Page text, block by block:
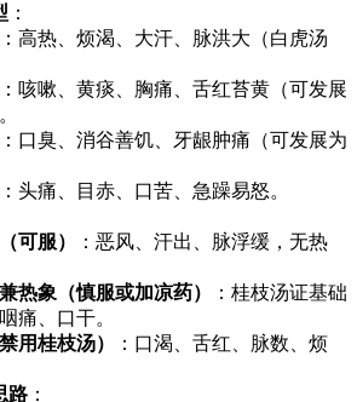
：
：高热、烦渴、大汗、脉洪大（白虎汤
：咳嗽、黄痰、胸痛、舌红苔黄（可发展
：口臭、消谷善饥、牙龈肿痛（可发展为
：头痛、目赤、口苦、急躁易怒。
可服）
：恶风、汗出、脉浮缓，无热
热象（慎服或加凉药）
：桂枝汤证基础
痛、口干。
用桂枝汤）
：口渴、舌红、脉数、烦
路 ：